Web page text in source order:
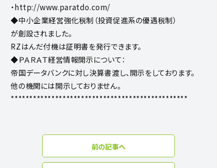
・http://www.paratdo.com/
◆中小企業経営強化税制（投資促進系の優遇税制）
が創設されました。
RZはんだ付機は証明書を発行できます。
◆ＰＡＲＡＴ経営情報開示について：
帝国データバンクに対し決算書渡し、開示をしております。
他の機関には開示しておりません。
************************************************
前の記事へ